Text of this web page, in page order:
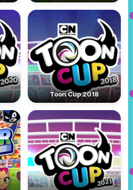
Toon Cup 2018